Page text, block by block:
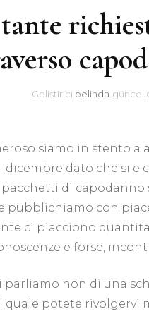
Geliştirici belinda
siamo in stento a
dicembre dato che si e
di
pubblichiamo con
ci piacciono
e forse,
parliamo non di una
quale potete rivolgervi